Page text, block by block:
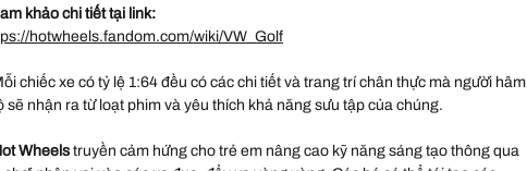
khảo chi tiết tại link:
hotwheels.fandom.com/wiki/VW_Golf
chiếc xe có tỷ lệ 1:64 đều có các chi tiết và trang trí chân thực mà người hâm
sẽ nhận ra từ loạt phim và yêu thích khả năng sưu tập của chúng.
Wheelstruyền cảm hứng cho trẻ em nâng cao kỹ năng sáng tạo thông qua